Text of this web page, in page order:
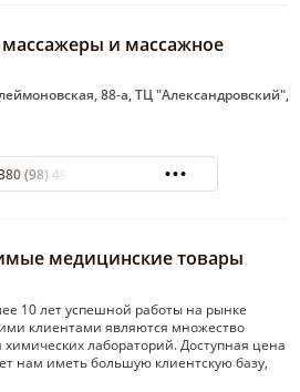
и массажное
88-а, ТЦ "Александровский",
(98) 498-09-55
медицинские товары
10 лет успешной работы на рынке
клиентами являются множество
лабораторий. Доступная цена
нам иметь большую клиентскую базу,